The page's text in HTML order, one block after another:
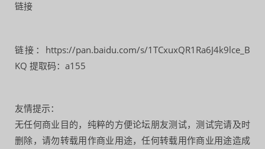
链接
链接：https://pan.baidu.com/s/1TCxuxQR1Ra6J4k9lce_B
KQ 提取码：a155
友情提示：
无任何商业目的，纯粹的方便论坛朋友测试，测试完请及时
删除，请勿转载用作商业用途，任何转载用作商业用途造成